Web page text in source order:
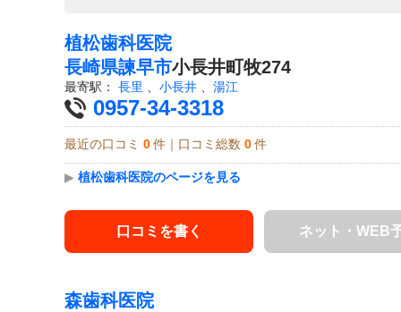
植松歯科医院
長崎県諫早市小長井町牧274
最寄駅： 長里 小長井 湯江
0957-34-3318
最近の口コミ 0 件｜口コミ総数 0 件
▶ 植松歯科医院のページを見る
口コミを書く ネット・WEB
森歯科医院